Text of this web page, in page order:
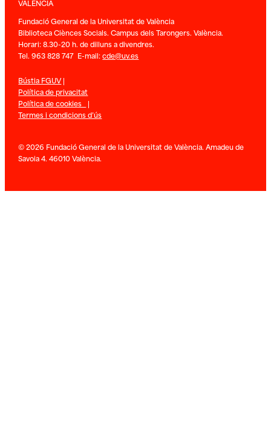
VALENCIA
Fundació General de la Universitat de València
Biblioteca Ciènces Socials. Campus dels Tarongers. València.
Horari: 8.30-20 h. de dilluns a divendres.
Tel. 963 828 747 E-mail:cde@uv.es
Bústia FGUV|
Política de privacitat
Política de cookies |
Termes i condicions d’ús
© 2026 Fundació General de la Universitat de València. Amadeu de
Savoia 4. 46010 València.